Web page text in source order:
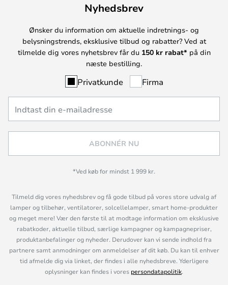
Nyhedsbrev
Ønsker du information om aktuelle indretnings- og
belysningstrends, eksklusive tilbud og rabatter? Ved at
tilmelde dig vores nyhetsbrev får du 150 kr rabat* på din
næste bestilling.
Privatkunde Firma
ABONNÉR NU
*Ved køb for mindst 1 999 kr.
Tilmeld dig vores nyhedsbrev og få gode tilbud på vores store udvalg af
lamper og tilbehør, ventilatorer, solcellelamper, smart home-produkter
og meget mere! Vær den første til at modtage information om eksklusive
rabatkoder, aktuelle tilbud, særlige kampagner og kampagnepriser,
produktanbefalinger og nyheder. Derudover kan vi sende indhold fra
partnere samt anmodninger om anmeldelser af dit køb. Du kan til enhver
tid afmelde dig via linket, der findes i alle nyhedsbreve. Yderligere
oplysninger kan findes i vores persondatapolitik.